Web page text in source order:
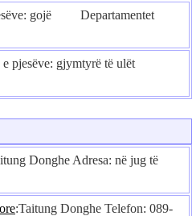
gojë Departamentet
e pjesëve: gjymtyrë të ulët
Donghe Adresa: në jug të
:Taitung Donghe Telefon: 089-